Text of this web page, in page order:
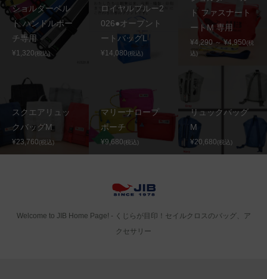
ショルダーベル
ト ハンドルポー
チ専用
¥1,320(税込)
ロイヤルブルー2
026●オープント
ートバッグL
¥14,080(税込)
ト ファスナート
ートM 専用
¥4,290 ～ ¥4,950(税
込)
スクエアリュッ
クバッグM
¥23,760(税込)
マリーナロープ
ポーチ
¥9,680(税込)
リュックバッグ
M
¥20,680(税込)
Welcome to JIB Home Page! ‐ くじらが目印！セイルクロスのバッグ、ア
クセサリー